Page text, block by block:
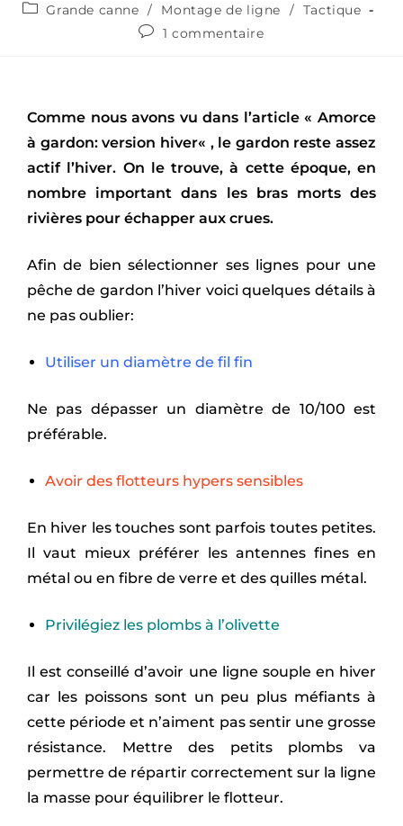
Grande canne / Montage de ligne / Tactique
1 commentaire
Comme nous avons vu dans l’article « Amorce
à gardon: version hiver« , le gardon reste assez
actif l’hiver. On le trouve, à cette époque, en
nombre important dans les bras morts des
rivières pour échapper aux crues.
Afin de bien sélectionner ses lignes pour une
pêche de gardon l’hiver voici quelques détails à
ne pas oublier:
Utiliser un diamètre de fil fin
Ne pas dépasser un diamètre de 10/100 est
préférable.
Avoir des flotteurs hypers sensibles
En hiver les touches sont parfois toutes petites.
Il vaut mieux préférer les antennes fines en
métal ou en fibre de verre et des quilles métal.
Privilégiez les plombs à l’olivette
Il est conseillé d’avoir une ligne souple en hiver
car les poissons sont un peu plus méfiants à
cette période et n’aiment pas sentir une grosse
résistance. Mettre des petits plombs va
permettre de répartir correctement sur la ligne
la masse pour équilibrer le flotteur.